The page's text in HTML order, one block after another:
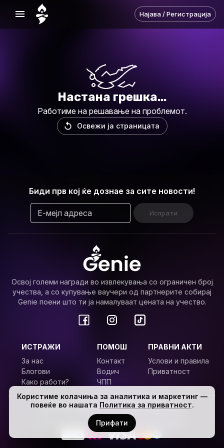
Најава / Регистрација
Настана грешка...
Работиме на решавање на проблемот.
Освежи ја страницата
Биди прв кој ќе дознае за сите новости!
Е-мејл адреса Испрати
Освој големи награди во извлекувања со ограничен број
учества, а со купување ваучери од партнерите собирај
Genie поени што ти ја намалуваат цената на учество.
ИСТРАЖИ
За нас
Блогови
Како работи?
ПОМОШ
Контакт
Водич
ЧПП
ПРАВНИ АКТИ
Услови и правила
Приватност
© Genie2026,Сите права задржани.
Безбедни плаќања преку доверливи провајдери.
Користиме колачиња за аналитика и маркетинг —
повеќе во нашата Политика за приватност.
Прифати